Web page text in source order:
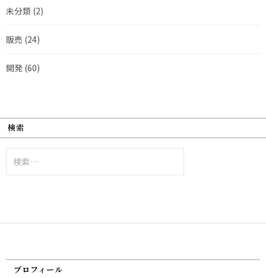
未分類 (2)
販売 (24)
開発 (60)
検索
索:
プロフィール